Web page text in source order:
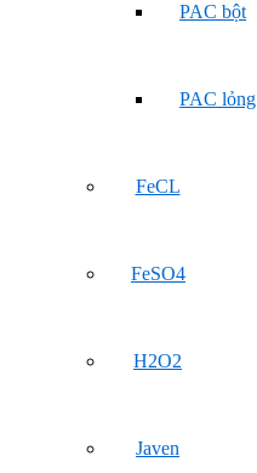
PAC bột
PAC lỏng
FeCL
FeSO4
H2O2
Javen